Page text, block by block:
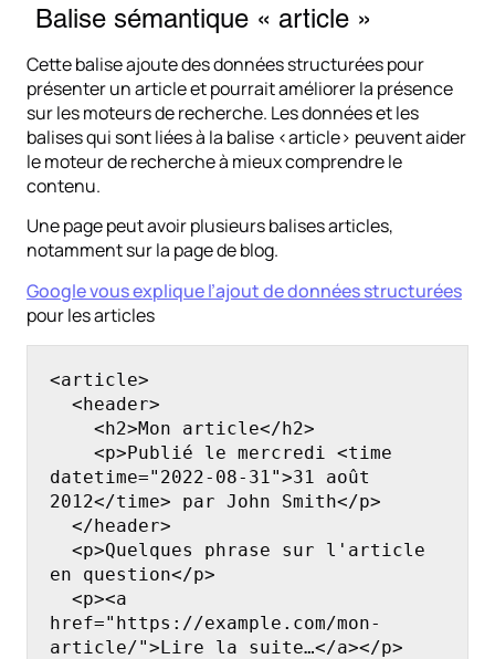
Balise sémantique « article »
Cette balise ajoute des données structurées pour
présenter un article et pourrait améliorer la présence
sur les moteurs de recherche. Les données et les
balises qui sont liées à la balise <article> peuvent aider
le moteur de recherche à mieux comprendre le
contenu.
Une page peut avoir plusieurs balises articles,
notamment sur la page de blog.
Google vous explique l’ajout de données structurées
pour les articles
<article>
datetime="2022-08-31">31 août
2012</time> par John Smith</p>
en question</p>
href="https://example.com/mon-
article/">Lire la suite…</a></p>